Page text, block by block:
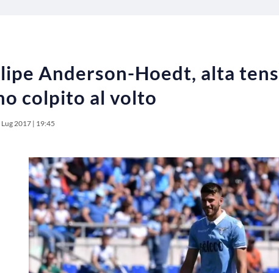
Anderson-Hoedt, alta
colpito al volto
Lug 2017 | 19:45